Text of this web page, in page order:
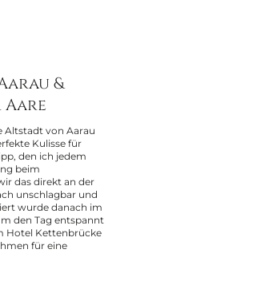
&
Altstadt von Aarau
Kulisse für
den ich jedem
beim
das direkt an der
unschlagbar und
wurde danach im
den Tag entspannt
Hotel Kettenbrücke
für eine